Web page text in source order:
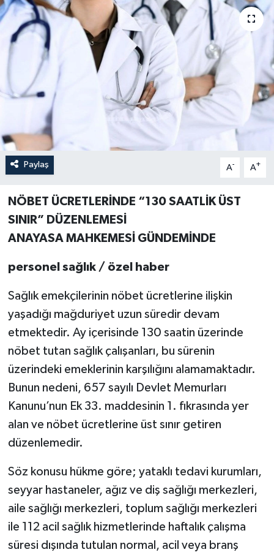
Paylaş A- A+
NÖBET ÜCRETLERİNDE “130 SAATLİK ÜST
SINIR” DÜZENLEMESİ
ANAYASA MAHKEMESİ GÜNDEMİNDE
personel sağlık / özel haber
Sağlık emekçilerinin nöbet ücretlerine ilişkin
yaşadığı mağduriyet uzun süredir devam
etmektedir. Ay içerisinde 130 saatin üzerinde
nöbet tutan sağlık çalışanları, bu sürenin
üzerindeki emeklerinin karşılığını alamamaktadır.
Bunun nedeni, 657 sayılı Devlet Memurları
Kanunu’nun Ek 33. maddesinin 1. fıkrasında yer
alan ve nöbet ücretlerine üst sınır getiren
düzenlemedir.
Söz konusu hükme göre; yataklı tedavi kurumları,
seyyar hastaneler, ağız ve diş sağlığı merkezleri,
aile sağlığı merkezleri, toplum sağlığı merkezleri
ile 112 acil sağlık hizmetlerinde haftalık çalışma
süresi dışında tutulan normal, acil veya branş